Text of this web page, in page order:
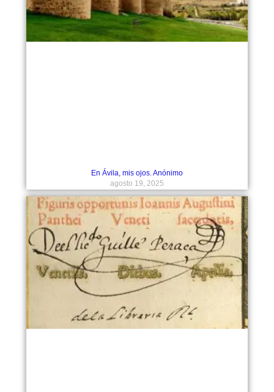
En Ávila, mis ojos. Anónimo
agosto 19, 2025